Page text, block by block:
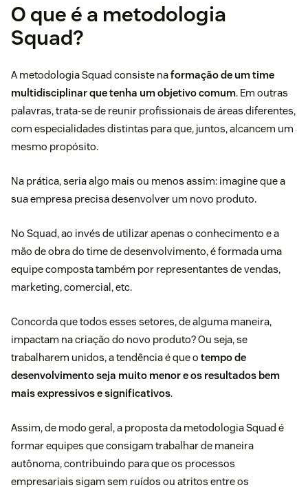
O que é a metodologia
Squad?
A metodologia Squad consiste naformação de um time
multidisciplinar que tenha um objetivo comum. Em outras
palavras, trata-se de reunir profissionais de áreas diferentes,
com especialidades distintas para que, juntos, alcancem um
mesmo propósito.
Na prática, seria algo mais ou menos assim: imagine que a
sua empresa precisa desenvolver um novo produto.
No Squad, ao invés de utilizar apenas o conhecimento e a
mão de obra do time de desenvolvimento, é formada uma
equipe composta também por representantes de vendas,
marketing, comercial, etc.
Concorda que todos esses setores, de alguma maneira,
impactam na criação do novo produto? Ou seja, se
trabalharem unidos, a tendência é que o tempo de
desenvolvimento seja muito menor e os resultados bem
mais expressivos e significativos.
Assim, de modo geral, a proposta da metodologia Squad é
formar equipes que consigam trabalhar de maneira
autônoma, contribuindo para que os processos
empresariais sigam sem ruídos ou atritos entre os